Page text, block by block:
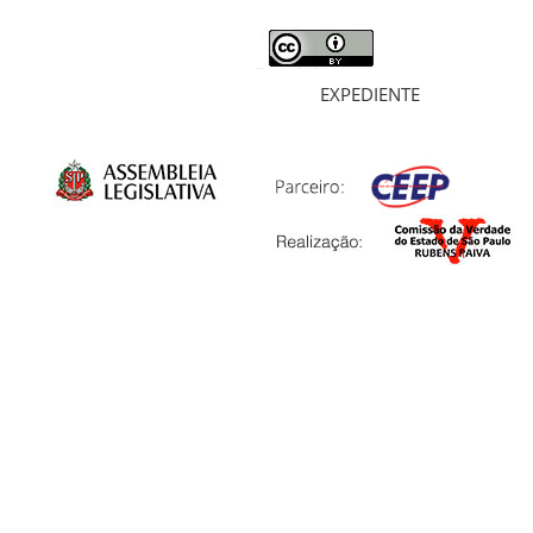
EXPEDIENTE